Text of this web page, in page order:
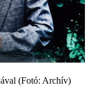
(Fotó: Archív)